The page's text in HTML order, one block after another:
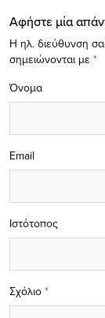
Αφήστε μία
Η ηλ. διεύθυνση
σημειώνονται με *
Σχόλιο *
Όνομα
Email
Ιστότοπος